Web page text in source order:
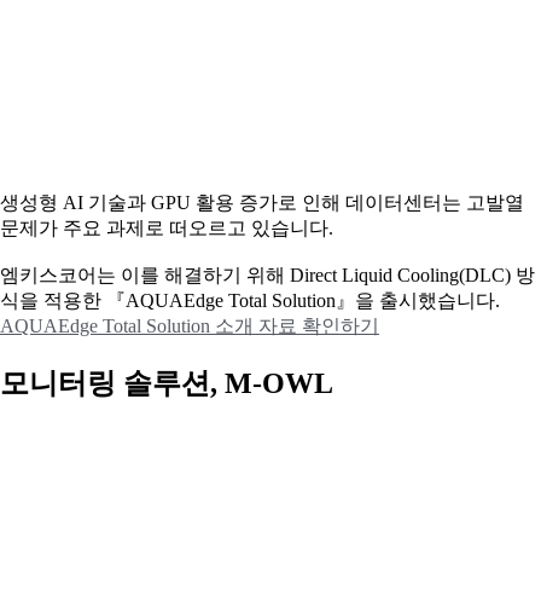
생성형 AI 기술과 GPU 활용 증가로 인해 데이터센터는 고발열
문제가 주요 과제로 떠오르고 있습니다.
엠키스코어는 이를 해결하기 위해 Direct Liquid Cooling(DLC) 방
식을 적용한 『AQUAEdge Total Solution』을 출시했습니다.
AQUAEdge Total Solution 소개 자료 확인하기
모니터링 솔루션, M-OWL